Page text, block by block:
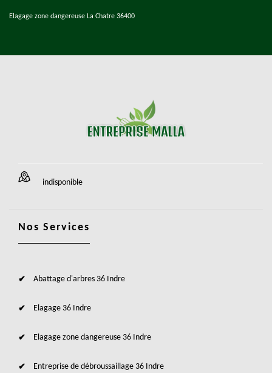
Elagage zone dangereuse La Chatre 36400
indisponible
Nos Services
Abattage d'arbres 36 Indre
Elagage 36 Indre
Elagage zone dangereuse 36 Indre
Entreprise de débroussaillage 36 Indre